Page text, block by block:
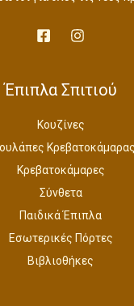
Έπιπλα Σπιτιού
Κουζίνες
Κρεβατοκάμαρας
Κρεβατοκάμαρες
Σύνθετα
Παιδικά Έπιπλα
Εσωτερικές Πόρτες
Βιβλιοθήκες